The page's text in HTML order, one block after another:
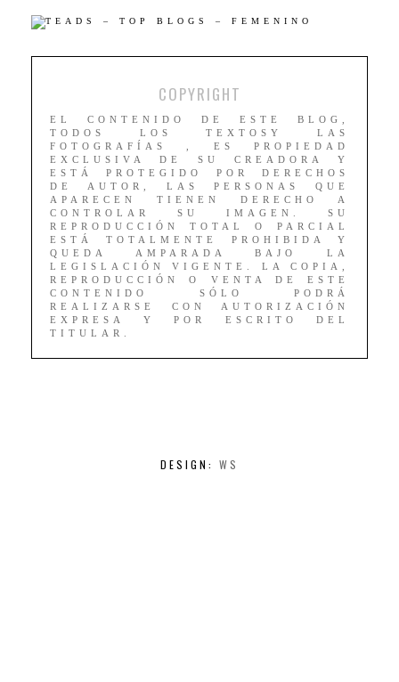
COPYRIGHT
EL CONTENIDO DE ESTE BLOG,
TODOS LOS TEXTOSY LAS
FOTOGRAFÍAS , ES PROPIEDAD
EXCLUSIVA DE SU CREADORA Y
ESTÁ PROTEGIDO POR DERECHOS
DE AUTOR, LAS PERSONAS QUE
APARECEN TIENEN DERECHO A
CONTROLAR SU IMAGEN. SU
REPRODUCCIÓN TOTAL O PARCIAL
ESTÁ TOTALMENTE PROHIBIDA Y
QUEDA AMPARADA BAJO LA
LEGISLACIÓN VIGENTE. LA COPIA,
REPRODUCCIÓN O VENTA DE ESTE
CONTENIDO SÓLO PODRÁ
REALIZARSE CON AUTORIZACIÓN
EXPRESA Y POR ESCRITO DEL
TITULAR.
DESIGN: WS